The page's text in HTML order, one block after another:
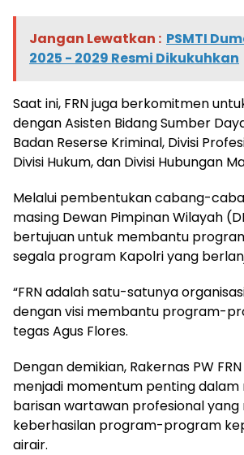
Jangan Lewatkan : PSMTI
2025 - 2029 Resmi Dikukuhkan
Saat ini, FRN juga berkomitmen
dengan Asisten Bidang Sumber
Badan Reserse Kriminal, Divisi
Divisi Hukum, dan Divisi Hubungan
Melalui pembentukan cabang-
masing Dewan Pimpinan Wilayah
bertujuan untuk membantu
segala program Kapolri yang
“FRN adalah satu-satunya
dengan visi membantu program-
tegas Agus Flores.
Dengan demikian, Rakernas PW
menjadi momentum penting
barisan wartawan profesional yang
keberhasilan program-program
airair.